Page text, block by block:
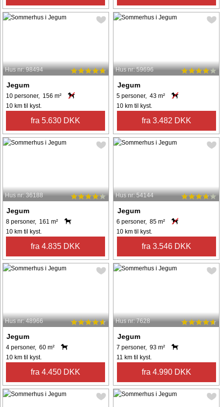
Hus nr: 98494
Jegum
10 personer, 156 m²
10 km til kyst.
fra 5.630 DKK
Hus nr: 59696
Jegum
5 personer, 43 m²
10 km til kyst.
fra 3.482 DKK
Hus nr: 36188
Jegum
8 personer, 161 m²
10 km til kyst.
fra 4.835 DKK
Hus nr: 54144
Jegum
6 personer, 85 m²
10 km til kyst.
fra 3.546 DKK
Hus nr: 48966
Jegum
4 personer, 60 m²
10 km til kyst.
fra 4.450 DKK
Hus nr: 7628
Jegum
7 personer, 93 m²
11 km til kyst.
fra 4.990 DKK